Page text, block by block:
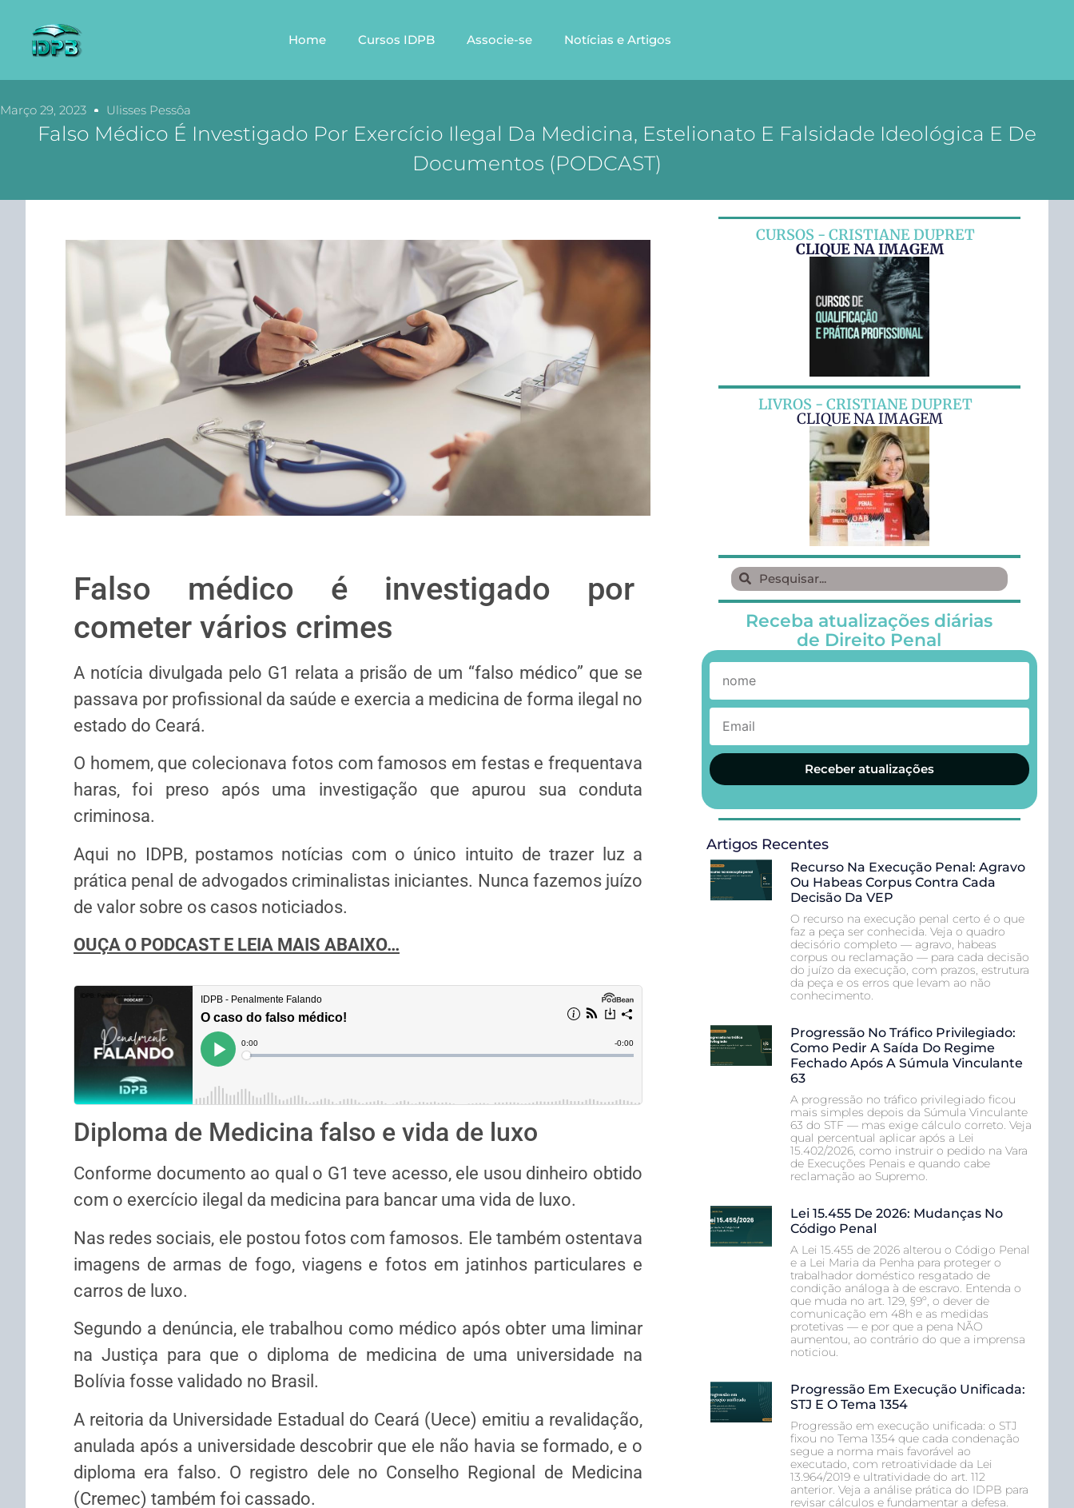
Home Cursos IDPB Associe-se Notícias e Artigos
Março 29, 2023 Ulisses Pessôa
Falso Médico É Investigado Por Exercício Ilegal Da Medicina, Estelionato E Falsidade Ideológica E De
Documentos (PODCAST)
Falso médico é investigado por
cometer vários crimes
A notícia divulgada pelo G1 relata a prisão de um “falso médico” que se
passava por profissional da saúde e exercia a medicina de forma ilegal no
estado do Ceará.
O homem, que colecionava fotos com famosos em festas e frequentava
haras, foi preso após uma investigação que apurou sua conduta
criminosa.
Aqui no IDPB, postamos notícias com o único intuito de trazer luz a
prática penal de advogados criminalistas iniciantes. Nunca fazemos juízo
de valor sobre os casos noticiados.
OUÇA O PODCAST E LEIA MAIS ABAIXO…
Diploma de Medicina falso e vida de luxo
Conforme documento ao qual o G1 teve acesso, ele usou dinheiro obtido
com o exercício ilegal da medicina para bancar uma vida de luxo.
Nas redes sociais, ele postou fotos com famosos. Ele também ostentava
imagens de armas de fogo, viagens e fotos em jatinhos particulares e
carros de luxo.
Segundo a denúncia, ele trabalhou como médico após obter uma liminar
na Justiça para que o diploma de medicina de uma universidade na
Bolívia fosse validado no Brasil.
A reitoria da Universidade Estadual do Ceará (Uece) emitiu a revalidação,
anulada após a universidade descobrir que ele não havia se formado, e o
diploma era falso. O registro dele no Conselho Regional de Medicina
(Cremec) também foi cassado.
CURSOS - CRISTIANE DUPRET
CLIQUE NA IMAGEM
LIVROS - CRISTIANE DUPRET
CLIQUE NA IMAGEM
Receba atualizações diárias
de Direito Penal
Receber atualizações
Artigos Recentes
Recurso Na Execução Penal: Agravo
Ou Habeas Corpus Contra Cada
Decisão Da VEP
O recurso na execução penal certo é o que
faz a peça ser conhecida. Veja o quadro
decisório completo — agravo, habeas
corpus ou reclamação — para cada decisão
do juízo da execução, com prazos, estrutura
da peça e os erros que levam ao não
conhecimento.
Progressão No Tráfico Privilegiado:
Como Pedir A Saída Do Regime
Fechado Após A Súmula Vinculante
63
A progressão no tráfico privilegiado ficou
mais simples depois da Súmula Vinculante
63 do STF — mas exige cálculo correto. Veja
qual percentual aplicar após a Lei
15.402/2026, como instruir o pedido na Vara
de Execuções Penais e quando cabe
reclamação ao Supremo.
Lei 15.455 De 2026: Mudanças No
Código Penal
A Lei 15.455 de 2026 alterou o Código Penal
e a Lei Maria da Penha para proteger o
trabalhador doméstico resgatado de
condição análoga à de escravo. Entenda o
que muda no art. 129, §9º, o dever de
comunicação em 48h e as medidas
protetivas — e por que a pena NÃO
aumentou, ao contrário do que a imprensa
noticiou.
Progressão Em Execução Unificada:
STJ E O Tema 1354
Progressão em execução unificada: o STJ
fixou no Tema 1354 que cada condenação
segue a norma mais favorável ao
executado, com retroatividade da Lei
13.964/2019 e ultratividade do art. 112
anterior. Veja a análise prática do IDPB para
revisar cálculos e fundamentar a defesa.